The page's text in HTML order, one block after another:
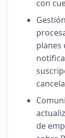
con
planes
de